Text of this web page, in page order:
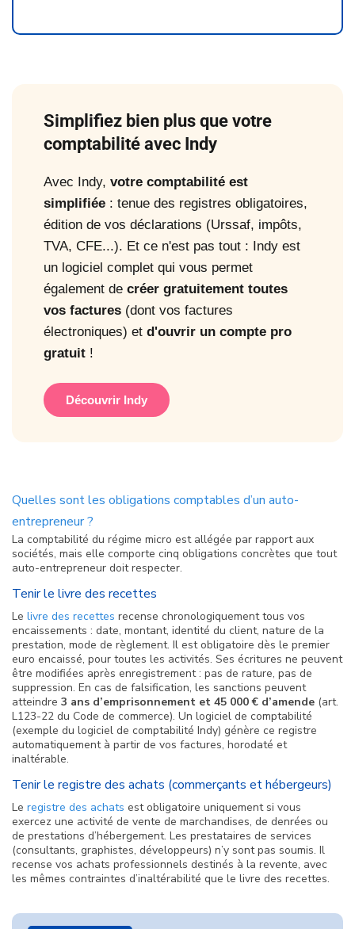
Simplifiez bien plus que votre
comptabilité avec Indy
Avec Indy, votre comptabilité est
simplifiée : tenue des registres obligatoires,
édition de vos déclarations (Urssaf, impôts,
TVA, CFE...). Et ce n'est pas tout : Indy est
un logiciel complet qui vous permet
également de créer gratuitement toutes
vos factures (dont vos factures
électroniques) et d'ouvrir un compte pro
gratuit !
Découvrir Indy
Quelles sont les obligations comptables d’un auto-
entrepreneur ?
La comptabilité du régime micro est allégée par rapport aux
sociétés, mais elle comporte cinq obligations concrètes que tout
auto-entrepreneur doit respecter.
Tenir le livre des recettes
Le livre des recettes recense chronologiquement tous vos
encaissements : date, montant, identité du client, nature de la
prestation, mode de règlement. Il est obligatoire dès le premier
euro encaissé, pour toutes les activités. Ses écritures ne peuvent
être modifiées après enregistrement : pas de rature, pas de
suppression. En cas de falsification, les sanctions peuvent
atteindre 3 ans d’emprisonnement et 45 000 € d’amende (art.
L123-22 du Code de commerce). Un logiciel de comptabilité
(exemple du logiciel de comptabilité Indy) génère ce registre
automatiquement à partir de vos factures, horodaté et
inaltérable.
Tenir le registre des achats (commerçants et hébergeurs)
Le registre des achats est obligatoire uniquement si vous
exercez une activité de vente de marchandises, de denrées ou
de prestations d’hébergement. Les prestataires de services
(consultants, graphistes, développeurs) n’y sont pas soumis. Il
recense vos achats professionnels destinés à la revente, avec
les mêmes contraintes d’inaltérabilité que le livre des recettes.